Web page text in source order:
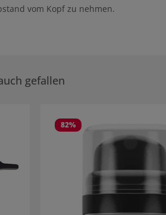
vom Kopf zu nehmen.
gefallen
82%